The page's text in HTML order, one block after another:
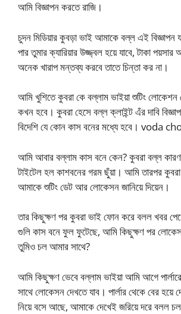
আমি বিজ্ঞাপন করতে রাজি।
চুদন মিডিয়ার কুবড়া ভাই আমাকে বল্ল এই বিজ্ঞাপন
পার তুমার ক্যারিয়ার উজ্জ্বল হয়ে যাবে, টাকা
অনেক খারাপ মন্তব্য করবে তাতে চিন্তা কর না।
আমি খুশিতে কুবরা কে বল্লাম ভাইয়া শুটিং
কখন হবে। কুবরা হেসে বল্ল ক্লাইন্ট এঁর দাবি
বিদেশি যে কোন কাস বনের মধ্যে হবে। voda
আমি আবার বল্লাম কাস বনে কেন? কুবরা বল্ল কারণ
টাইটেল হল কাশবনের গরম ছুঁয়া। আমি তারপর
আমাকে শুটিং ডেট আর লোকেসন জানিয়ে দিয়েন।
তার কিছুক্ষণ পর কুবরা ভাই ফোন করে বলল খবর
গুলি কাস বনে ফুল ফুটেছে, আমি কিছুক্ষণ পর
তুমিও চল আমার সাথে?
আমি কিছুক্ষণ ভেবে বল্লাম ভাইয়া আমি আগে
সাথে লোকেসন দেখতে যাব। পার্লার থেকে বের হয়ে
নিয়ে বসে আছে, আমাকে দেখেই জরিয়ে দরে বলল চল